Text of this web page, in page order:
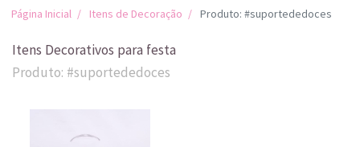
Página Inicial Itens de Decoração Produto: #suportededoces
Itens Decorativos para festa
Produto: #suportededoces